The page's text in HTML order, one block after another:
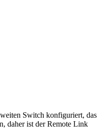
Switch konfiguriert, das
daher ist der Remote Link